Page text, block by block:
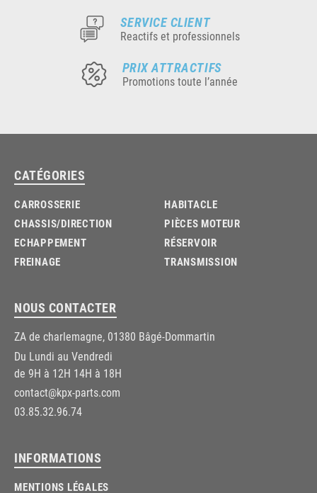
SERVICE CLIENT
Reactifs et professionnels
PRIX ATTRACTIFS
Promotions toute l’année
CATÉGORIES
CARROSSERIE
CHASSIS/DIRECTION
ECHAPPEMENT
FREINAGE
HABITACLE
PIÈCES MOTEUR
RÉSERVOIR
TRANSMISSION
NOUS CONTACTER
ZA de charlemagne, 01380 Bâgé-Dommartin
Du Lundi au Vendredi
de 9H à 12H 14H à 18H
contact@kpx-parts.com
03.85.32.96.74
INFORMATIONS
MENTIONS LÉGALES